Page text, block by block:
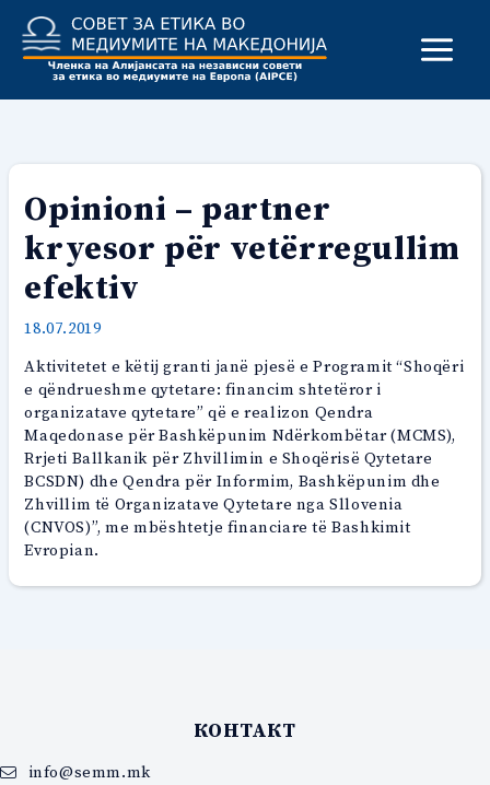
content
Opinioni – partner
kryesor për vetërregullim
efektiv
18.07.2019
Aktivitetet e këtij granti janë pjesë e Programit “Shoqëri
e qëndrueshme qytetare: financim shtetëror i
organizatave qytetare” që e realizon Qendra
Maqedonase për Bashkëpunim Ndërkombëtar (MCMS),
Rrjeti Ballkanik për Zhvillimin e Shoqërisë Qytetare
BCSDN) dhe Qendra për Informim, Bashkëpunim dhe
Zhvillim të Organizatave Qytetare nga Sllovenia
(CNVOS)”, me mbështetje financiare të Bashkimit
Evropian.
КОНТАКТ
info@semm.mk